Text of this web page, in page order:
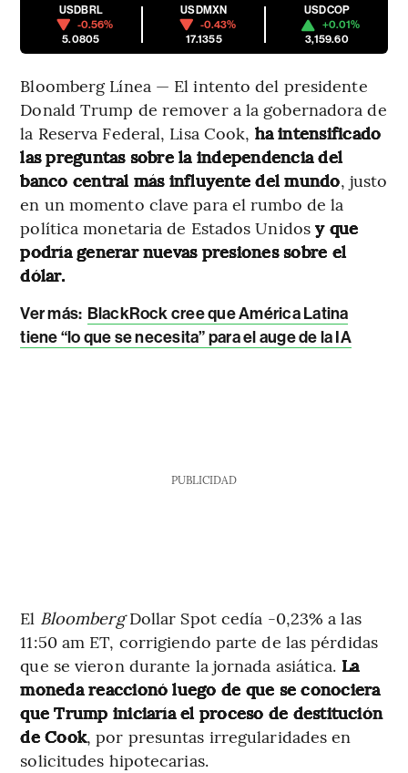
USDBRL
-0.56%
5.0805
USDMXN
-0.43%
17.1355
USDCOP
+0.01%
3,159.60
Bloomberg Línea — El intento del presidente
Donald Trump de remover a la gobernadora de
la Reserva Federal, Lisa Cook, ha intensificado
las preguntas sobre la independencia del
banco central más influyente del mundo, justo
en un momento clave para el rumbo de la
política monetaria de Estados Unidosy que
podría generar nuevas presiones sobre el
dólar.
Ver más: BlackRock cree que América Latina
tiene “lo que se necesita” para el auge de la IA
PUBLICIDAD
El BloombergDollar Spot cedía -0,23% a las
11:50 am ET, corrigiendo parte de las pérdidas
que se vieron durante la jornada asiática. La
moneda reaccionó luego de que se conociera
que Trump iniciaría el proceso de destitución
de Cook, por presuntas irregularidades en
solicitudes hipotecarias.